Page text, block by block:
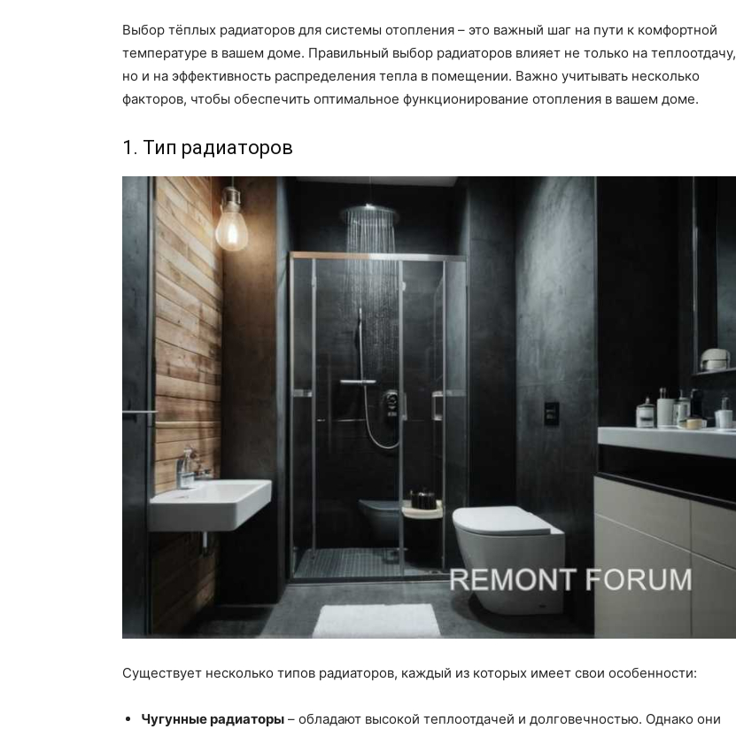
Выбор тёплых радиаторов для системы отопления – это важный шаг на пути к комфортной
температуре в вашем доме. Правильный выбор радиаторов влияет не только на теплоотдачу,
но и на эффективность распределения тепла в помещении. Важно учитывать несколько
факторов, чтобы обеспечить оптимальное функционирование отопления в вашем доме.
1. Тип радиаторов
Существует несколько типов радиаторов, каждый из которых имеет свои особенности:
Чугунные радиаторы – обладают высокой теплоотдачей и долговечностью. Однако они